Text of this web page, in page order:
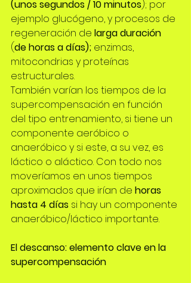
(unos segundos / 10 minutos); por
ejemplo glucógeno, y procesos de
regeneración de larga duración
(de horas a días); enzimas,
mitocondrias y proteínas
estructurales.
También varían los tiempos de la
supercompensación en función
del tipo entrenamiento, si tiene un
componente aeróbico o
anaeróbico y si este, a su vez, es
láctico o aláctico. Con todo nos
moveríamos en unos tiempos
aproximados que irían de horas
hasta 4 días si hay un componente
anaeróbico/láctico importante.
El descanso: elemento clave en la
supercompensación